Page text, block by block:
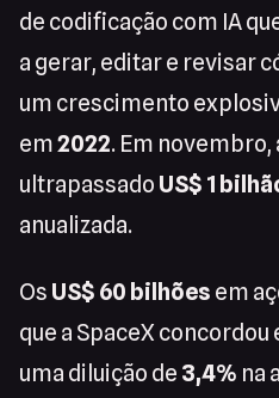
de codificação com IA
a gerar, editar e revisar
um crescimento
em2022. Em
ultrapassado US$ 1
anualizada.
Os US$ 60 bilhões em
que a SpaceX
uma diluição de 3,4% na